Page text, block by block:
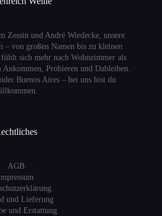
Zessin und André Wiedecke, unsere
– von großen Namen bis zu kleinen
sich mehr nach Wohnzimmer als
Probieren und Dableiben.
Buenos Aires – bei uns bist du
AGB
und Lieferung
und Erstattung